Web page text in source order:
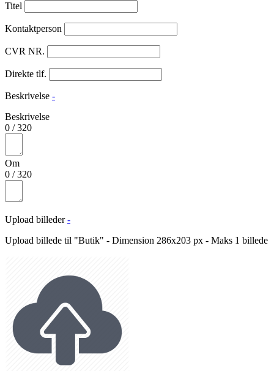
Titel
Kontaktperson
CVR NR.
Direkte tlf.
Beskrivelse -
Beskrivelse
0 /320
Om
0 /320
Upload billeder -
Upload billede til "Butik" - Dimension 286x203 px - Maks 1 billede